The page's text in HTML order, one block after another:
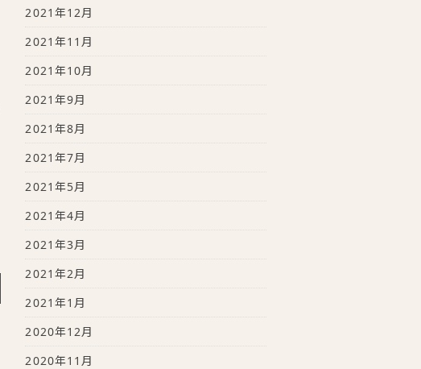
2021年12月
2021年11月
2021年10月
2021年9月
2021年8月
2021年7月
2021年5月
2021年4月
2021年3月
2021年2月
2021年1月
2020年12月
2020年11月